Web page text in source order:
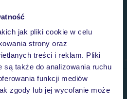
jak pliki cookie w celu
strony oraz
treści i reklam. Pliki
są także do analizowania ruchu
funkcji mediów
zgody lub jej wycofanie może